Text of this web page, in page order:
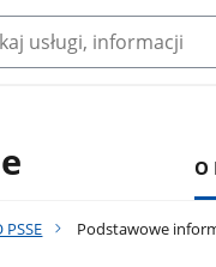
O
PSSE Podstawowe